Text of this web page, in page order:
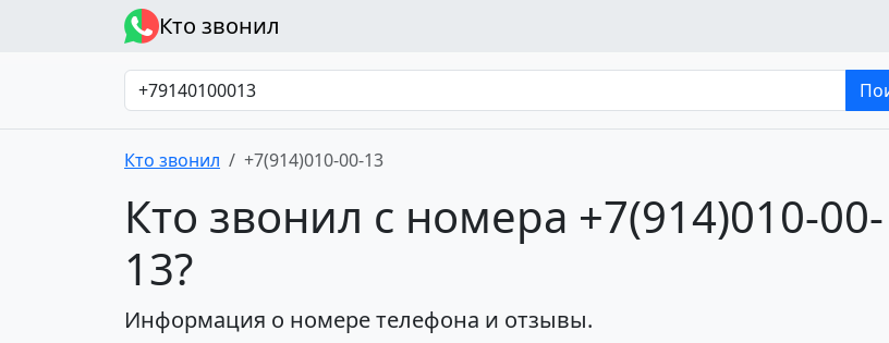
Кто звонил
Кто звонил +7(914)010-00-13
Кто звонил с номера +7(914)010-00-
13?
Информация о номере телефона и отзывы.